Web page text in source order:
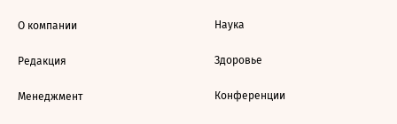
О компании
Редакция
Менеджмент
Наука
Здоровье
Конференции